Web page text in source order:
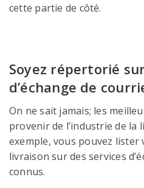
cette partie de côté.
Soyez répertorié
d’échange de
On ne sait jamais; les
provenir de l’industrie de la
exemple, vous pouvez
livraison sur des services
connus.